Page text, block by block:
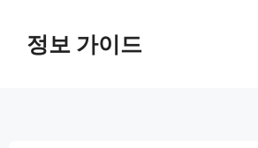
정보 가이드